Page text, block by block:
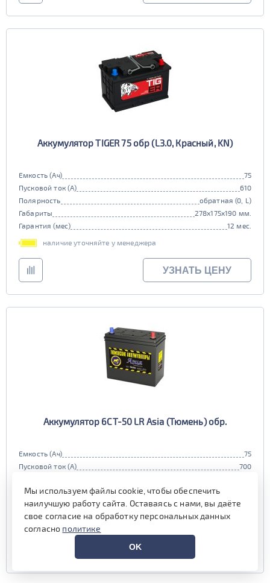
Аккумулятор TIGER 75 обр (L3.0, Красный, KN)
Емкость (Ач)
75
Пусковой ток (А)
610
Полярность
обратная (0, L)
Габариты
278x175x190 мм.
Гарантия (мес)
12 мес.
наличие уточняйте у менеджера
УЗНАТЬ ЦЕНУ
Аккумулятор 6СТ-50 LR Asia (Тюмень) обр.
Емкость (Ач)
75
Пусковой ток (А)
700
Габариты
236x129x220 мм.
Гарантия (мес)
12 мес.
наличие уточняйте у менеджера
Мы используем файлы cookie, чтобы обеспечить
наилучшую работу сайта. Оставаясь с нами, вы даёте
свое согласие на обработку персональных данных
согласно политике
OK